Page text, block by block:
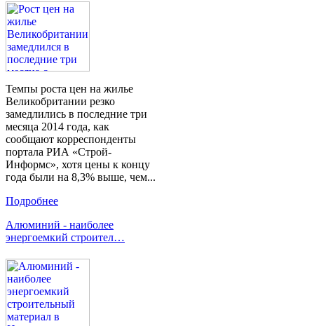
Темпы роста цен на жилье
Великобритании резко
замедлились в последние три
месяца 2014 года, как
сообщают корреспонденты
портала РИА «Строй-
Информс», хотя цены к концу
года были на 8,3% выше, чем...
Подробнее
Алюминий - наиболее
энергоемкий строител…